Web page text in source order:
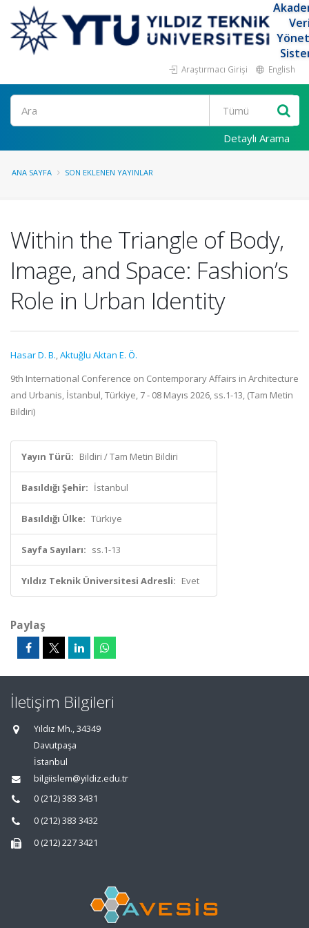
Araştırmacı Girişi English
Ara
Detaylı Arama
ANA SAYFA SON EKLENEN YAYINLAR
Within the Triangle of Body,
Image, and Space: Fashion’s
Role in Urban Identity
Hasar D. B.,Aktuğlu Aktan E. Ö.
9th International Conference on Contemporary Affairs in Architecture
and Urbanis, İstanbul, Türkiye, 7 - 08 Mayıs 2026, ss.1-13, (Tam Metin
Bildiri)
Yayın Türü: Bildiri / Tam Metin Bildiri
Basıldığı Şehir: İstanbul
Basıldığı Ülke: Türkiye
Sayfa Sayıları: ss.1-13
Yıldız Teknik Üniversitesi Adresli: Evet
Paylaş
İletişim Bilgileri
Yıldız Mh., 34349
Davutpaşa
İstanbul
bilgiislem@yildiz.edu.tr
0 (212) 383 3431
0 (212) 383 3432
0 (212) 227 3421